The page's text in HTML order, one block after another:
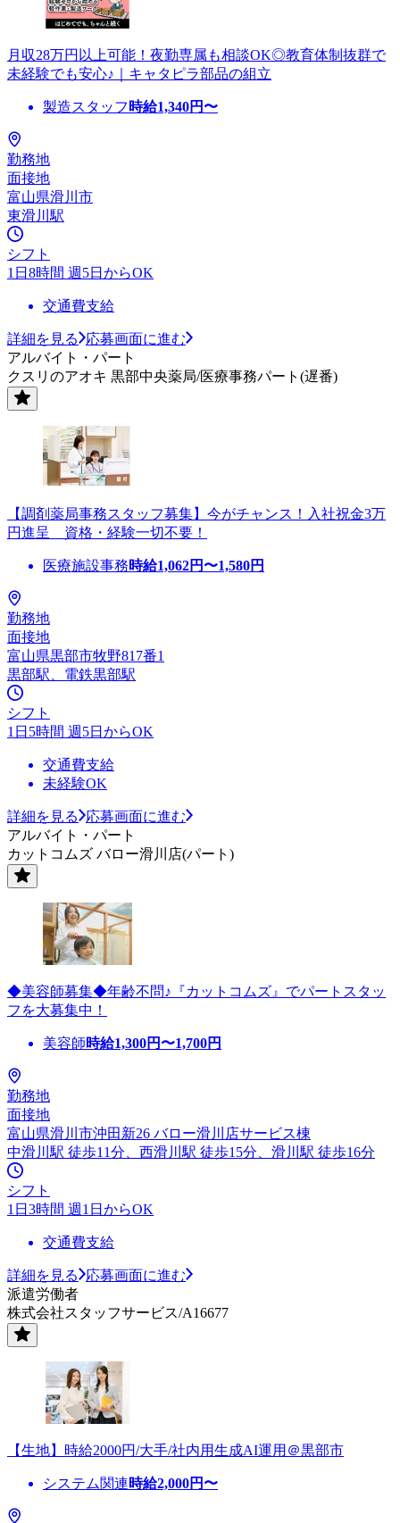
月収28万円以上可能！夜勤専属も相談OK◎教育体制抜群で
未経験でも安心♪｜キャタピラ部品の組立
製造スタッフ 時給1,340円〜
勤務地
面接地
富山県滑川市
東滑川駅
シフト
1日8時間 週5日からOK
交通費支給
詳細を見る
応募画面に進む
アルバイト・パート
クスリのアオキ 黒部中央薬局/医療事務パート(遅番)
【調剤薬局事務スタッフ募集】今がチャンス！入社祝金3万
円進呈 資格・経験一切不要！
医療施設事務時給1,062円〜1,580円
勤務地
面接地
富山県黒部市牧野817番1
黒部駅、電鉄黒部駅
シフト
1日5時間 週5日からOK
交通費支給
未経験OK
詳細を見る
応募画面に進む
アルバイト・パート
カットコムズ バロー滑川店(パート)
◆美容師募集◆年齢不問♪『カットコムズ』でパートスタッ
フを大募集中！
美容師時給1,300円〜1,700円
勤務地
面接地
富山県滑川市沖田新26 バロー滑川店サービス棟
中滑川駅 徒歩11分、西滑川駅 徒歩15分、滑川駅 徒歩16分
シフト
1日3時間 週1日からOK
交通費支給
詳細を見る
応募画面に進む
派遣労働者
株式会社スタッフサービス/A16677
【生地】時給2000円/大手/社内用生成AI運用＠黒部市
システム関連時給2,000円〜